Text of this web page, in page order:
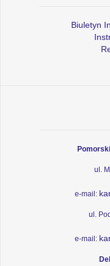
Biuletyn
Pomorski
ul.
e-mail:
ul.
e-mail: